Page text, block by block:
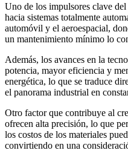
Uno de los impulsores clave
hacia sistemas totalmente
automóvil y el aeroespacial,
un mantenimiento mínimo lo
Además, los avances en la
potencia, mayor eficiencia y
energética, lo que se traduce
el panorama industrial en
Otro factor que contribuye al
ofrecen alta precisión, lo que
los costos de los materiales
convirtiendo en una